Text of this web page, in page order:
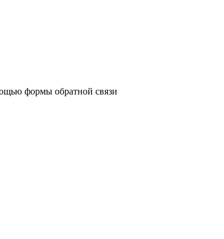
формы обратной связи